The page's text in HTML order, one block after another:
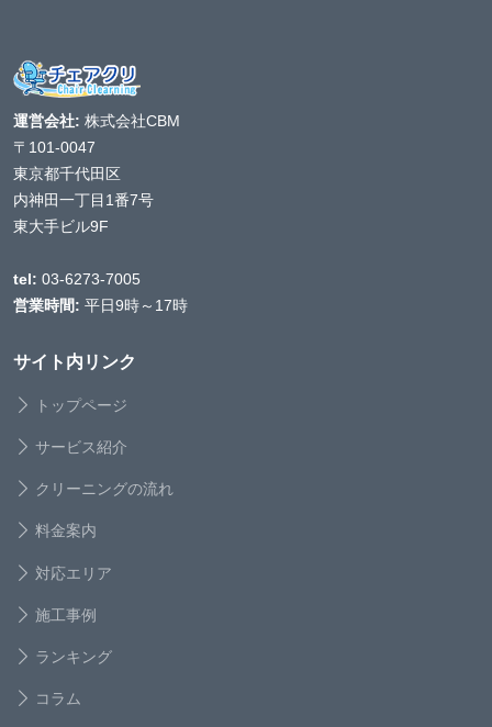
運営会社: 株式会社CBM
〒101-0047
東京都千代田区
内神田一丁目1番7号
東大手ビル9F
tel: 03-6273-7005
営業時間: 平日9時～17時
サイト内リンク
トップページ
サービス紹介
クリーニングの流れ
料金案内
対応エリア
施工事例
ランキング
コラム